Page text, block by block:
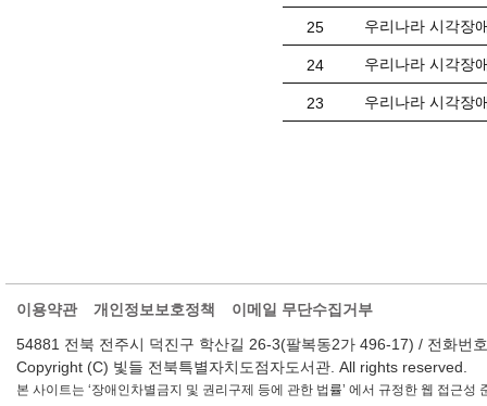
25 우리나라 시각장
24 우리나라 시각장
23 우리나라 시각장
이용약관 개인정보보호정책
이메일 무단수집거부
54881 전북 전주시 덕진구 학산길 26-3(팔복동2가 496-17) / 전화
Copyright (C) 빛들 전북특별자치도점자도서관. All rights reserved.
본 사이트는 ‘장애인차별금지 및 권리구제 등에 관한 법률’ 에서 규정한 웹 접근